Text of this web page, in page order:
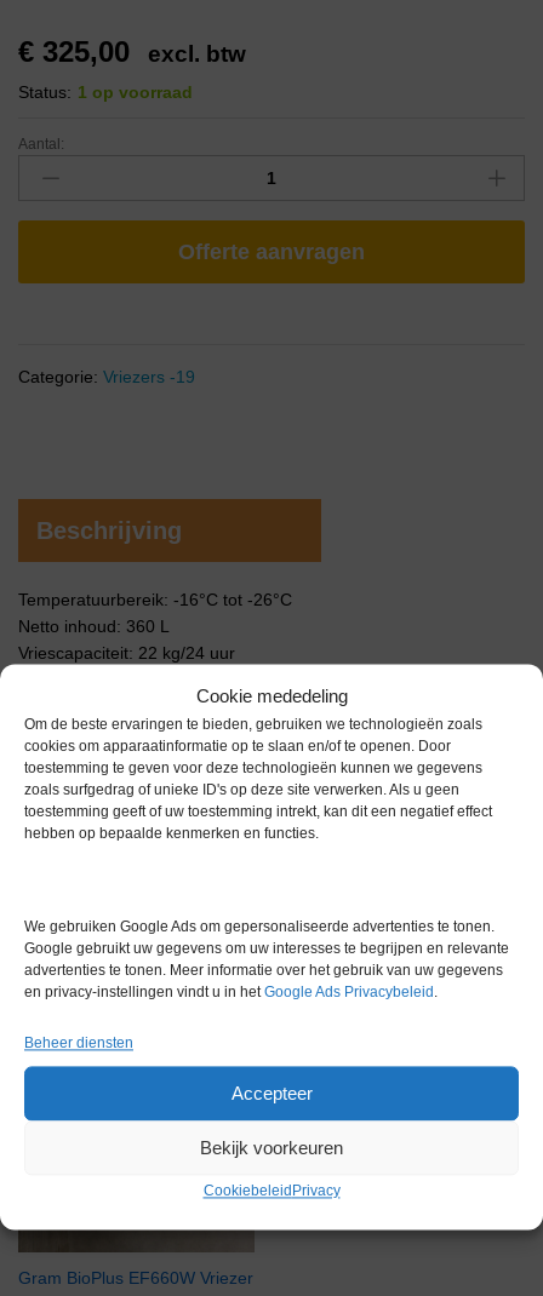
Cookie mededeling
Om de beste ervaringen te bieden, gebruiken we technologieën zoals
cookies om apparaatinformatie op te slaan en/of te openen. Door
toestemming te geven voor deze technologieën kunnen we gegevens
zoals surfgedrag of unieke ID's op deze site verwerken. Als u geen
toestemming geeft of uw toestemming intrekt, kan dit een negatief effect
hebben op bepaalde kenmerken en functies.
We gebruiken Google Ads om gepersonaliseerde advertenties te tonen.
Google gebruikt uw gegevens om uw interesses te begrijpen en relevante
advertenties te tonen. Meer informatie over het gebruik van uw gegevens
en privacy-instellingen vindt u in hetGoogle Ads Privacybeleid .
Beheer diensten
Accepteer
Bekijk voorkeuren
Cookiebeleid Privacy
€ 325,00 excl. btw
Status: 1 op voorraad
Aantal:
Offerte aanvragen
Categorie: Vriezers -19
Beschrijving
Temperatuurbereik: -16°C tot -26°C
Netto inhoud: 360 L
Vriescapaciteit: 22 kg/24 uur
Extra informatie
Gewicht 0,0 kg
Gerelateerde producten
Gram BioPlus EF660W Vriezer